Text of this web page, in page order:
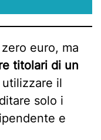
euro, ma
titolari di un
utilizzare il
solo i
e